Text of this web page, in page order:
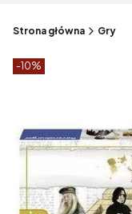
Strona główna Gry
Etykiety produktu
-10%